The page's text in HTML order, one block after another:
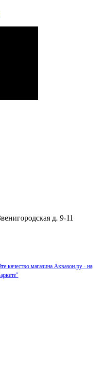
д. 9-11
качество магазина Аквазон.ру - на